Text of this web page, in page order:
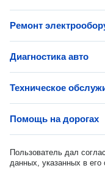
Ремонт
Диагностика авто
Техническое
Помощь на дорогах
Пользователь дал
данных, указанных в его